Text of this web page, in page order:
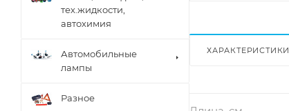
ХАРАКТЕРИСТИКИ
тех.жидкости,
автохимия
Автомобильные
лампы
Разное